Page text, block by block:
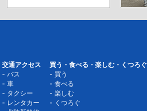
交通アクセス
バス
車
タクシー
レンタカー
買う・食べる・楽しむ・くつろぐ
買う
食べる
楽しむ
くつろぐ